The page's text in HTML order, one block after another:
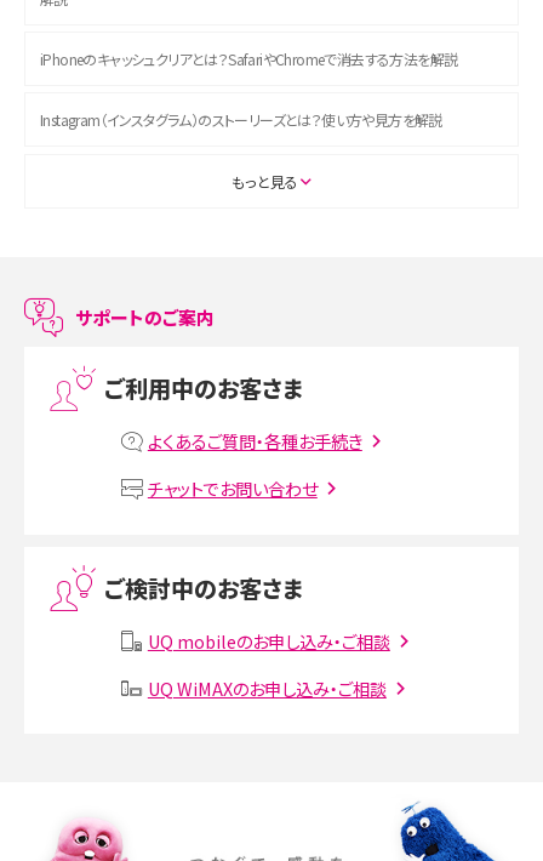
iPhoneのキャッシュクリアとは？SafariやChromeで消去する方法を解説
Instagram（インスタグラム）のストーリーズとは？使い方や見方を解説
ASMRとは？初心者向けの代表ジャンルや楽しみ方を解説
LINEで友だちを削除する方法は？方法ごとの影響や復活・復元する方法も解説
プリペイドSIMとは？種類やメリット・デメリット、利用までの流れを解説
VPN接続とは？仕組みや必要性、メリット・デメリット、接続方法を解説
Instagram（インスタグラム）でスクショするとバレる？バレるケースや撮り方も解
SMSとは？料金やできること、注意点や届かない時の対処法を解説
iPhone 16eとiPhone SE（第3世代）の違いは？サイズやスペックを比較して解説
もっと見る
サポートのご案内
ご利用中のお客さま
よくあるご質問・各種お手続き
チャットでお問い合わせ
ご検討中のお客さま
UQ mobileのお申し込み・ご相談
UQ WiMAXのお申し込み・ご相談